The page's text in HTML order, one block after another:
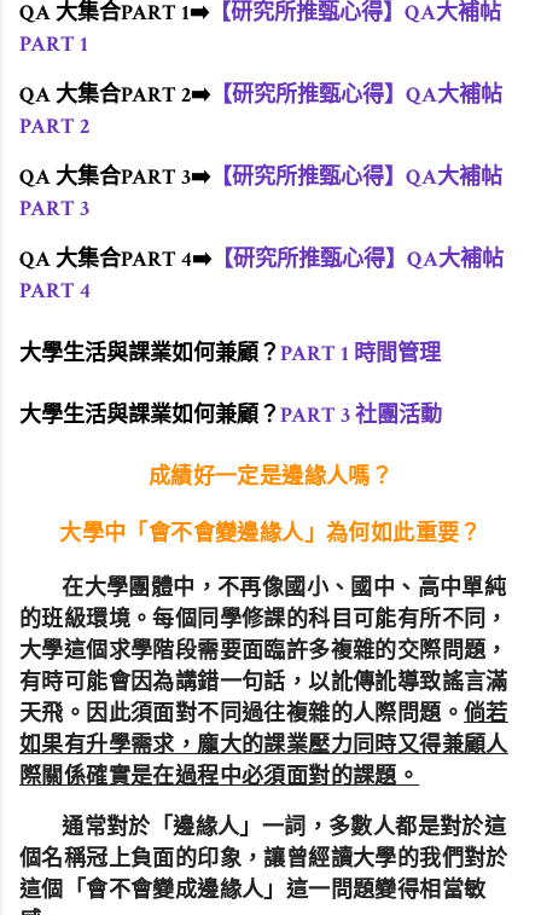
QA 大集合PART 1➡️【研究所推甄心得】QA大補帖
PART 1
QA 大集合PART 2➡️【研究所推甄心得】QA大補帖
PART 2
QA 大集合PART 3➡️【研究所推甄心得】QA大補帖
PART 3
QA 大集合PART 4➡️【研究所推甄心得】QA大補帖
PART 4
大學生活與課業如何兼顧？PART 1 時間管理
大學生活與課業如何兼顧？PART 3 社團活動
成績好一定是邊緣人嗎？
大學中「會不會變邊緣人」為何如此重要？
在大學團體中，不再像國小、國中、高中單純
的班級環境。每個同學修課的科目可能有所不同，
大學這個求學階段需要面臨許多複雜的交際問題，
有時可能會因為講錯一句話，以訛傳訛導致謠言滿
天飛。 因此須面對不同過往複雜的人際問題。倘若
如果有升學需求，龐大的課業壓力同時又得兼顧人
際關係確實是在過程中必須面對的課題。
通常對於「邊緣人」一詞，多數人都是對於這
個名稱冠上負面的印象，讓曾經讀大學的我們對於
這個「會不會變成邊緣人」這一問題變得相當敏